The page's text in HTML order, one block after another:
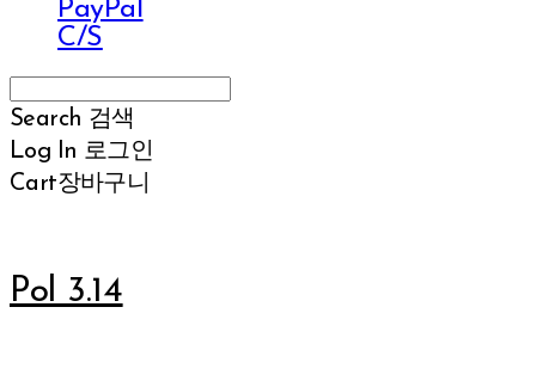
PayPal
C/S
Search 검색
Log In 로그인
Cart장바구니
Pol 3.14